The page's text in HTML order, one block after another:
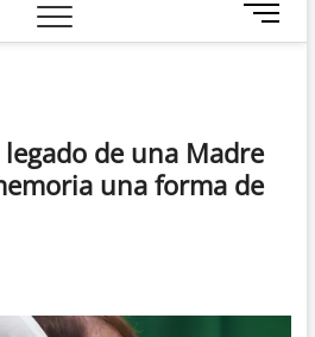
B
o
d
e
m
de una Madre
una forma de